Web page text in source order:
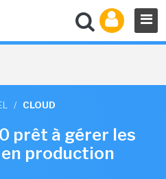
/ CLOUD
prêt à gérer les
production